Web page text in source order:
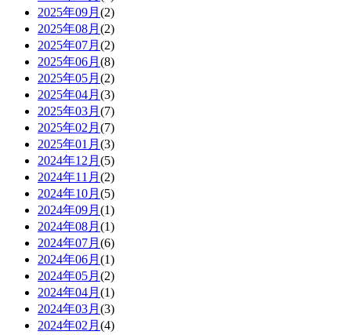
2025年09月 (2)
2025年08月 (2)
2025年07月 (2)
2025年06月 (8)
2025年05月 (2)
2025年04月 (3)
2025年03月 (7)
2025年02月 (7)
2025年01月 (3)
2024年12月 (5)
2024年11月 (2)
2024年10月 (5)
2024年09月 (1)
2024年08月 (1)
2024年07月 (6)
2024年06月 (1)
2024年05月 (2)
2024年04月 (1)
2024年03月 (3)
2024年02月 (4)